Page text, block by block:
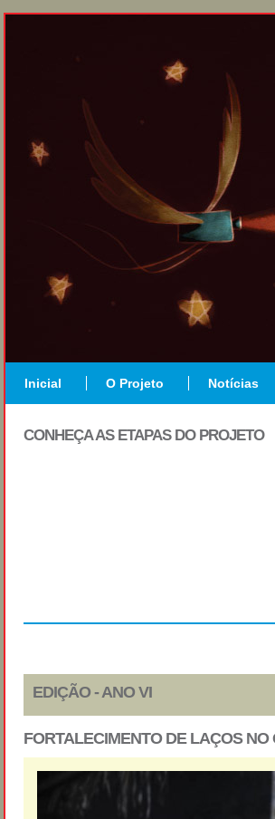
Inicial O Projeto Notícias
CONHEÇA AS ETAPAS DO PROJETO
EDIÇÃO - ANO VI
FORTALECIMENTO DE LAÇOS